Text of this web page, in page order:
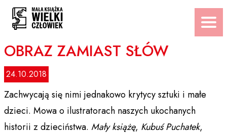
Przejdź
treści
OBRAZ ZAMIAST SŁÓW
24.10.2018
Zachwycają się nimi jednakowo krytycy sztuki i małe
dzieci. Mowa o ilustratorach naszych ukochanych
historii z dzieciństwa. Mały książę, Kubuś Puchatek,